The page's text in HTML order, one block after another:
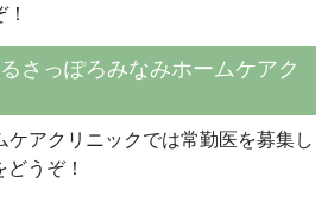
さっぽろみなみホームケアク
ケアクリニックでは常勤医を募集し
どうぞ！